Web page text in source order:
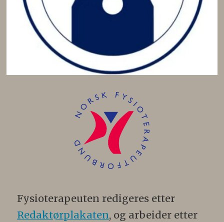
Fysioterapeuten redigeres etter
Redaktørplakaten, og arbeider etter